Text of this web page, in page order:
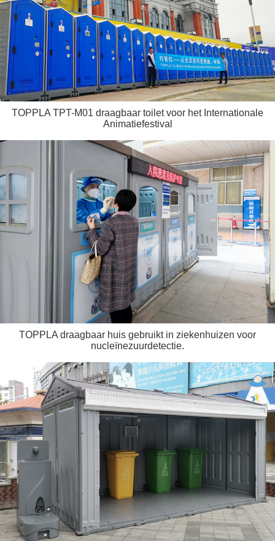
TOPPLA TPT-M01 draagbaar toilet voor het Internationale
Animatiefestival
TOPPLA draagbaar huis gebruikt in ziekenhuizen voor
nucleïnezuurdetectie.